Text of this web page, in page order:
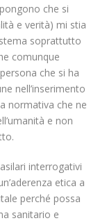
che si
e verità) mi stia
soprattutto
comunque
che si ha
nell’inserimento
normativa che ne
e non
interrogativi
etica a
perché possa
sanitario e